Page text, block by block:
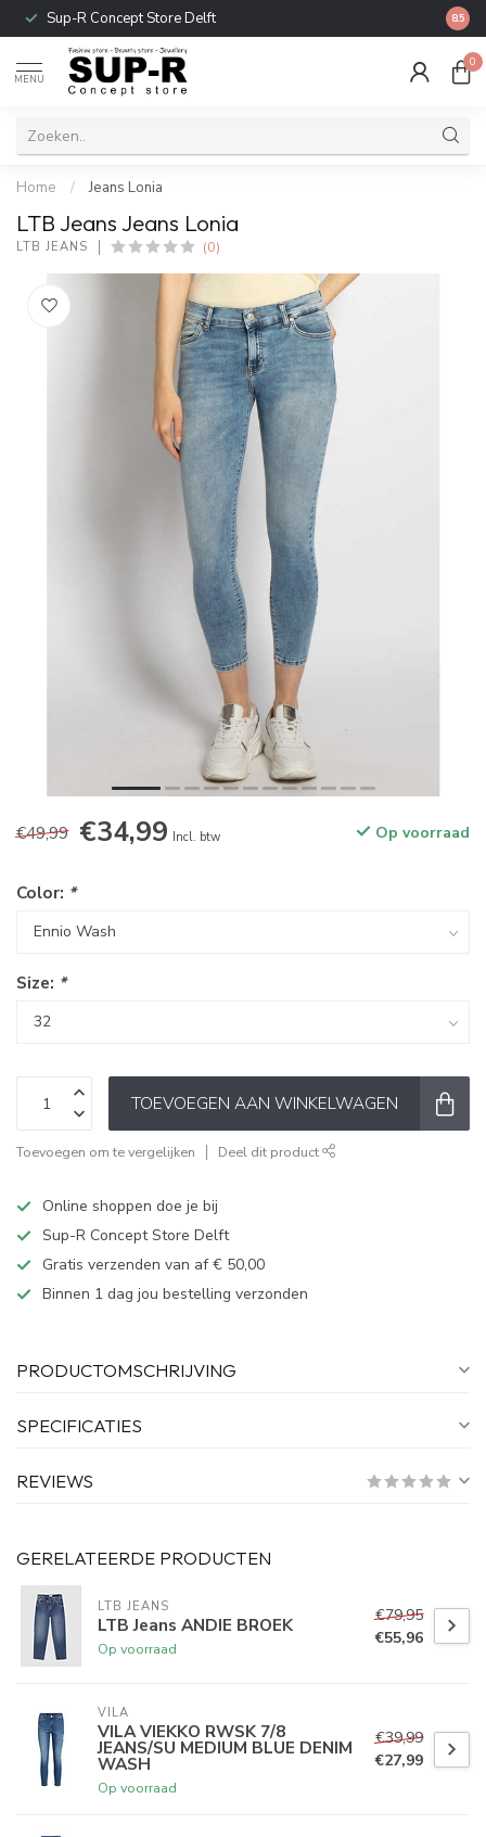
Sup-R Concept Store Delft 8.5
MENU
0
Home / Jeans Lonia
LTB Jeans Jeans Lonia
LTB JEANS (0)
€49,99 €34,99 Incl. btw Op voorraad
Color: *
Size: *
TOEVOEGEN AAN WINKELWAGEN
Toevoegen om te vergelijken Deel dit product
Online shoppen doe je bij
Sup-R Concept Store Delft
Gratis verzenden van af € 50,00
Binnen 1 dag jou bestelling verzonden
PRODUCTOMSCHRIJVING
SPECIFICATIES
REVIEWS
GERELATEERDE PRODUCTEN
LTB JEANS
LTB Jeans ANDIE BROEK
Op voorraad
€79,95
€55,96
VILA
VILA VIEKKO RWSK 7/8
JEANS/SU MEDIUM BLUE DENIM
WASH
Op voorraad
€39,99
€27,99